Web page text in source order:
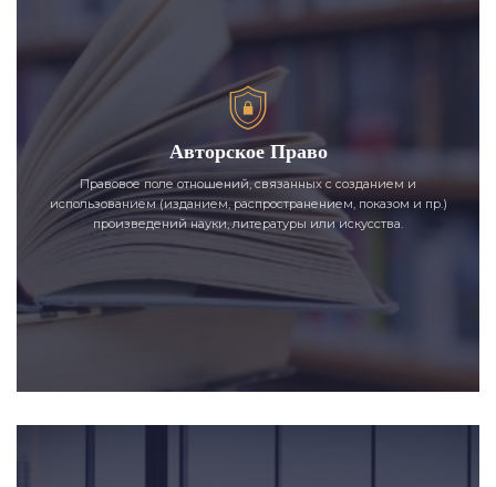
Авторское Право
Правовое поле отношений, связанных с созданием и
использованием (изданием, распространением, показом и пр.)
произведений науки, литературы или искусства.